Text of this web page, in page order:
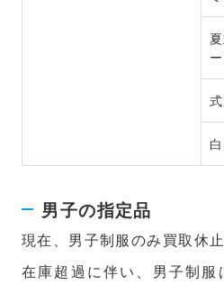
男子の指定品
現在、男子制服のみ買取休
在庫超過に伴い、男子制服